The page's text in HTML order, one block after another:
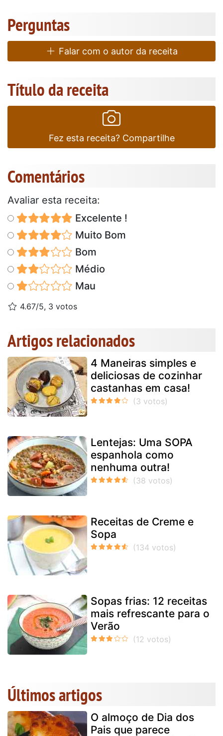
Perguntas
Falar com o autor da receita
Título da receita
Fez esta receita? Compartilhe
Comentários
Avaliar esta receita:
Excelente !
Muito Bom
Bom
Médio
Mau
4.67/5, 3 votos
Artigos relacionados
4 Maneiras simples e
deliciosas de cozinhar
castanhas em casa!
Lentejas: Uma SOPA
espanhola como
nenhuma outra!
Receitas de Creme e
Sopa
Sopas frias: 12 receitas
mais refrescante para o
Verão
Últimos artigos
O almoço de Dia dos
Pais que parece